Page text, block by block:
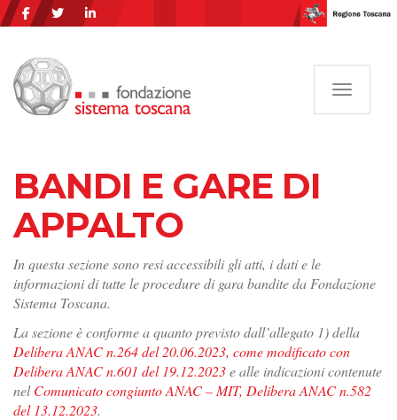
BANDI E GARE DI
APPALTO
In questa sezione sono resi accessibili gli atti, i dati e le
informazioni di tutte le procedure di gara bandite da Fondazione
Sistema Toscana.
La sezione è conforme a quanto previsto dall’allegato 1) della
Delibera ANAC n.264 del 20.06.2023, come modificato con
Delibera ANAC n.601 del 19.12.2023e alle indicazioni contenute
nelComunicato congiunto ANAC – MIT, Delibera ANAC n.582
del 13.12.2023.